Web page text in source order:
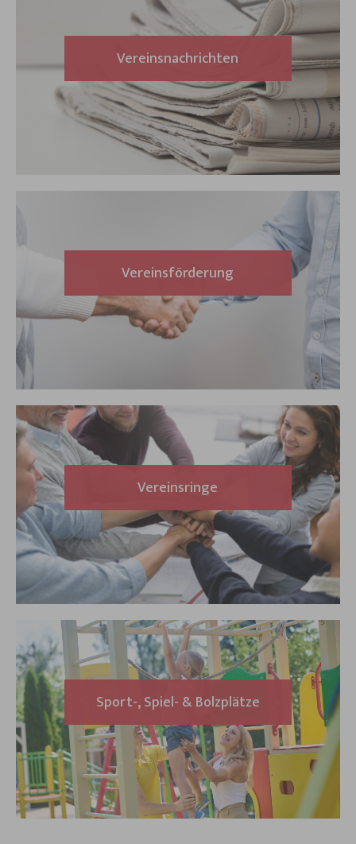
Vereinsnachrichten
Vereinsförderung
Vereinsringe
Sport-, Spiel- & Bolzplätze